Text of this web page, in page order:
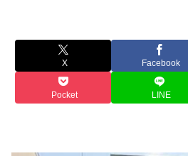
X Facebook
Pocket LINE